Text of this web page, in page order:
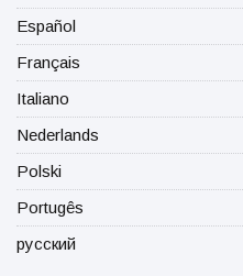
Español
Français
Italiano
Nederlands
Polski
Portugês
русский